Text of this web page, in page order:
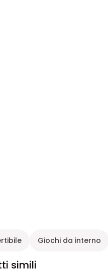
Giochi da interno
simili